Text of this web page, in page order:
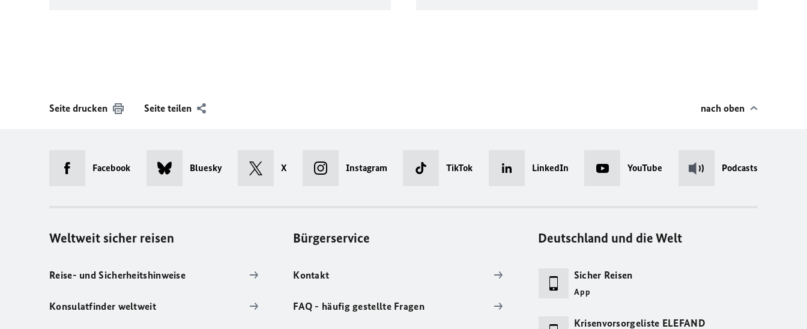
Seite drucken Seite teilen nach oben
Facebook Bluesky X Instagram TikTok LinkedIn YouTube Podcasts
Weltweit sicher reisen
Reise- und Sicherheitshinweise
Konsulatfinder weltweit
Bürgerservice
Kontakt
FAQ - häufig gestellte Fragen
Deutschland und die Welt
Sicher Reisen
App
Krisenvorsorgeliste ELEFAND